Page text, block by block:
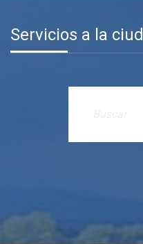
Servicios a la